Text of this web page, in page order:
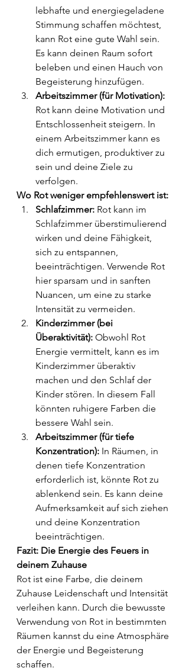
lebhafte und energiegeladene
Stimmung schaffen möchtest,
kann Rot eine gute Wahl sein.
Es kann deinen Raum sofort
beleben und einen Hauch von
Begeisterung hinzufügen.
Arbeitszimmer (für Motivation):
Rot kann deine Motivation und
Entschlossenheit steigern. In
einem Arbeitszimmer kann es
dich ermutigen, produktiver zu
sein und deine Ziele zu
verfolgen.
Wo Rot weniger empfehlenswert ist:
Schlafzimmer: Rot kann im
Schlafzimmer überstimulierend
wirken und deine Fähigkeit,
sich zu entspannen,
beeinträchtigen. Verwende Rot
hier sparsam und in sanften
Nuancen, um eine zu starke
Intensität zu vermeiden.
Kinderzimmer (bei
Überaktivität): Obwohl Rot
Energie vermittelt, kann es im
Kinderzimmer überaktiv
machen und den Schlaf der
Kinder stören. In diesem Fall
könnten ruhigere Farben die
bessere Wahl sein.
Arbeitszimmer (für tiefe
Konzentration): In Räumen, in
denen tiefe Konzentration
erforderlich ist, könnte Rot zu
ablenkend sein. Es kann deine
Aufmerksamkeit auf sich ziehen
und deine Konzentration
beeinträchtigen.
Fazit: Die Energie des Feuers in
deinem Zuhause
Rot ist eine Farbe, die deinem
Zuhause Leidenschaft und Intensität
verleihen kann. Durch die bewusste
Verwendung von Rot in bestimmten
Räumen kannst du eine Atmosphäre
der Energie und Begeisterung
schaffen.